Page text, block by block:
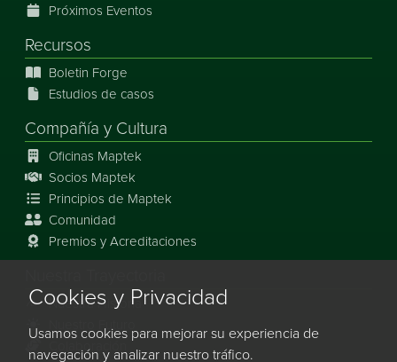
Próximos Eventos
Recursos
Boletin Forge
Estudios de casos
Compañía y Cultura
Oficinas Maptek
Socios Maptek
Principios de Maptek
Comunidad
Premios y Acreditaciones
Nuestra Historia
Nuestro Futuro
Colaboración
Cookies y Privacidad
Usamos cookies para mejorar su experiencia de
navegación y analizar nuestro tráfico.